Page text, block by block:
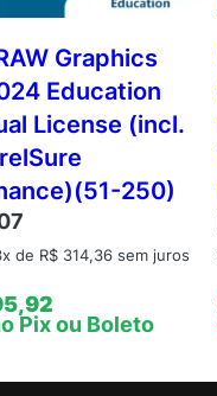
Graphics
Education
License (incl.
250)
de R$ 314,36 sem juros
Pix ou Boleto